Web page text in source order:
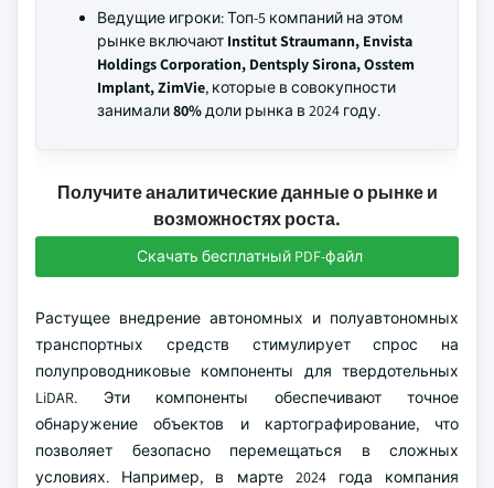
Ведущие игроки: Топ-5 компаний на этом
рынке включают Institut Straumann, Envista
Holdings Corporation, Dentsply Sirona, Osstem
Implant, ZimVie, которые в совокупности
занимали80%доли рынка в 2024 году.
Получите аналитические данные о рынке и
возможностях роста.
Скачать бесплатный PDF-файл
Растущее внедрение автономных и полуавтономных
транспортных средств стимулирует спрос на
полупроводниковые компоненты для твердотельных
LiDAR. Эти компоненты обеспечивают точное
обнаружение объектов и картографирование, что
позволяет безопасно перемещаться в сложных
условиях. Например, в марте 2024 года компания